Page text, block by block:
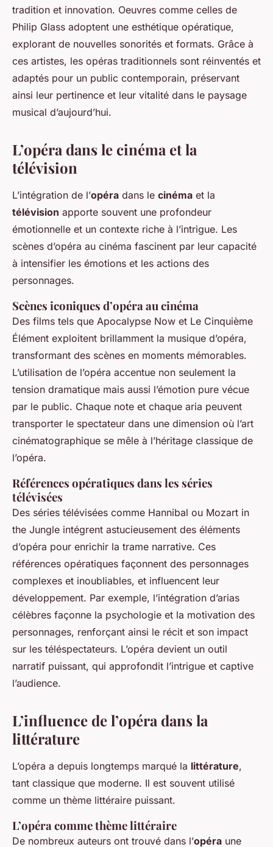
tradition et innovation. Oeuvres comme celles de
Philip Glass adoptent une esthétique opératique,
explorant de nouvelles sonorités et formats. Grâce à
ces artistes, les opéras traditionnels sont réinventés et
adaptés pour un public contemporain, préservant
ainsi leur pertinence et leur vitalité dans le paysage
musical d’aujourd’hui.
L’opéra dans le cinéma et la
télévision
L’intégration de l’opéra dans le cinéma et la
télévision apporte souvent une profondeur
émotionnelle et un contexte riche à l’intrigue. Les
scènes d’opéra au cinéma fascinent par leur capacité
à intensifier les émotions et les actions des
personnages.
Scènes iconiques d’opéra au cinéma
Des films tels que Apocalypse Now et Le Cinquième
Élément exploitent brillamment la musique d’opéra,
transformant des scènes en moments mémorables.
L’utilisation de l’opéra accentue non seulement la
tension dramatique mais aussi l’émotion pure vécue
par le public. Chaque note et chaque aria peuvent
transporter le spectateur dans une dimension où l’art
cinématographique se mêle à l’héritage classique de
l’opéra.
Références opératiques dans les séries
télévisées
Des séries télévisées comme Hannibal ou Mozart in
the Jungle intégrent astucieusement des éléments
d’opéra pour enrichir la trame narrative. Ces
références opératiques façonnent des personnages
complexes et inoubliables, et influencent leur
développement. Par exemple, l’intégration d’arias
célèbres façonne la psychologie et la motivation des
personnages, renforçant ainsi le récit et son impact
sur les téléspectateurs. L’opéra devient un outil
narratif puissant, qui approfondit l’intrigue et captive
l’audience.
L’influence de l’opéra dans la
littérature
L’opéra a depuis longtemps marqué la littérature,
tant classique que moderne. Il est souvent utilisé
comme un thème littéraire puissant.
L’opéra comme thème littéraire
De nombreux auteurs ont trouvé dans l’opéra une